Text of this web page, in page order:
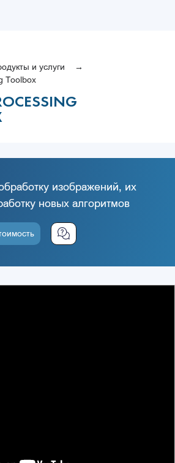
и услуги
Toolbox
изображений, их
новых алгоритмов